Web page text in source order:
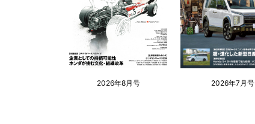
2026年8月号 2026年7月号